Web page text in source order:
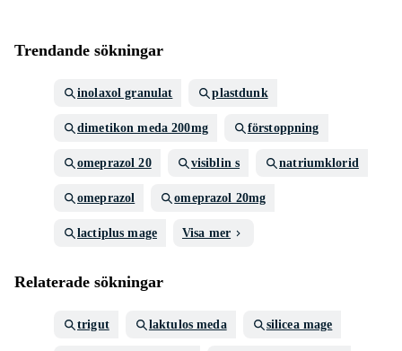
Trendande sökningar
inolaxol granulat plastdunk
dimetikon meda 200mg förstoppning
omeprazol 20 visiblin s natriumklorid
omeprazol omeprazol 20mg
lactiplus mage Visa mer
Relaterade sökningar
trigut laktulos meda silicea mage